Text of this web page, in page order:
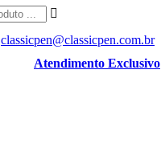
classicpen@classicpen.com.br
Atendimento Exclusivo